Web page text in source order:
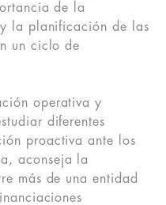
de la
la planificación de las
un ciclo de
operativa y
diferentes
proactiva ante los
aconseja la
más de una entidad